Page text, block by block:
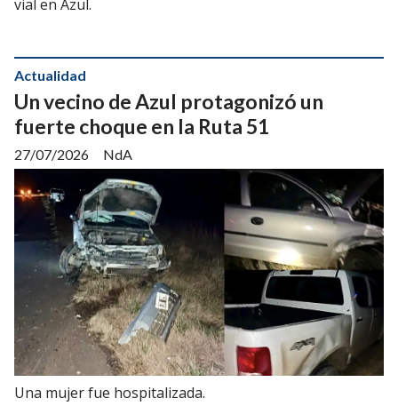
vial en Azul.
Un vecino de Azul protagonizó un
fuerte choque en la Ruta 51
NdA
Actualidad
27/07/2026
Una mujer fue hospitalizada.